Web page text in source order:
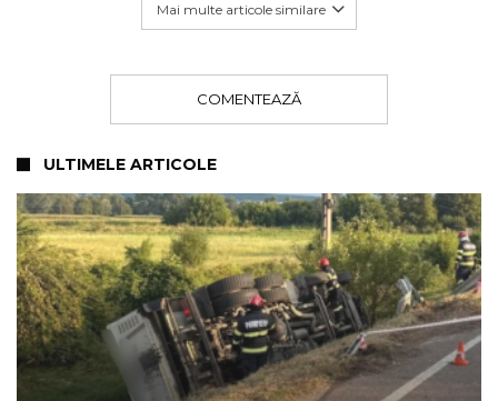
Mai multe articole similare
COMENTEAZĂ
ULTIMELE ARTICOLE